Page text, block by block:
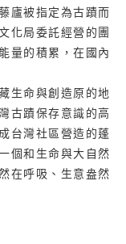
廬被指定為古蹟而
化局委託經營的團
量的積累，在國內
生命與創造原的地
古蹟保存意識的高
台灣社區營造的蓬
個和生命與大自然
在呼吸、生意盎然